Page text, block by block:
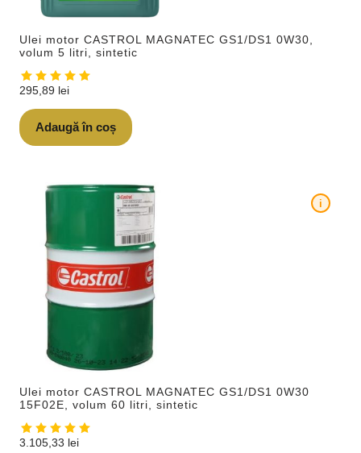
Ulei motor CASTROL MAGNATEC GS1/DS1 0W30,
volum 5 litri, sintetic
295,89 lei
Adaugă în coș
Ulei motor CASTROL MAGNATEC GS1/DS1 0W30
15F02E, volum 60 litri, sintetic
i
3.105,33 lei